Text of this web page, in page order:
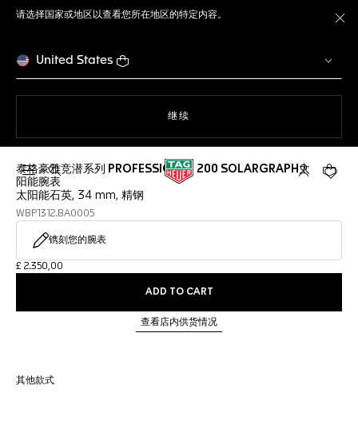
请选择国家或地区以查看您所在地区的特定内容。
United States
继续
打开搜索 My TAG您的
泰格豪雅竞潜系列 PROFESSIONAL 200 SOLARGRAPH太
阳能腕表
太阳能石英, 34 mm, 精钢
WBP1312.BA0005
镌刻您的腕表
£ 2.350,00
ADD TO CART
查看店内供货情况
其他款式